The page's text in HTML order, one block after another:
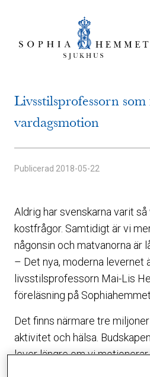
Livsstilsprofessorn
vardagsmotion
Publicerad 2018-05-22
Aldrig har svenskarna varit
kostfrågor. Samtidigt är vi
någonsin och matvanorna är
– Det nya, moderna levernet
livsstilsprofessorn Mai-Lis
föreläsning på
Det finns närmare tre
aktivitet och hälsa.
lever längre om vi